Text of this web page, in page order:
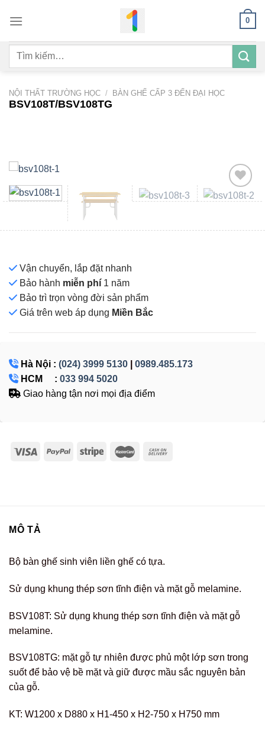
qua
dung
0
Tìm
NỘI THẤT TRƯỜNG HỌC / BÀN GHẾ CẤP 3 ĐẾN ĐẠI HỌC
BSV108T/BSV108TG
wishlist
Vận chuyển, lắp đặt nhanh
Bảo hành miễn phí 1 năm
Bảo trì trọn vòng đời sản phẩm
Giá trên web áp dụng Miền Bắc
Hà Nội : (024) 3999 5130
0989.485.173
HCM : 033 994 5020
Giao hàng tận nơi mọi địa điểm
MÔ TẢ
Bộ bàn ghế sinh viên liền ghế có tựa.
Sử dụng khung thép sơn tĩnh điện và mặt gỗ melamine.
BSV108T: Sử dụng khung thép sơn tĩnh điện và mặt gỗ
melamine.
BSV108TG: mặt gỗ tự nhiên được phủ một lớp sơn trong
suốt để bảo vệ bề mặt và giữ được mầu sắc nguyên bản
của gỗ.
KT: W1200 x D880 x H1-450 x H2-750 x H750 mm